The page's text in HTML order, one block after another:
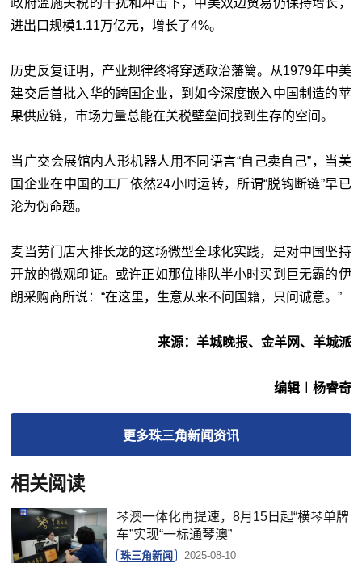
进出口规模1.11万亿元，增长了4%。
历史反复证明，产业规律终将穿透政治藩篱。从1979年中美
建交后首批入华的跨国企业，到如今深度嵌入中国制造的苹
果供应链，市场力量总能在关税壁垒间找到生存的空间。
当广交会展馆内人形机器人用不同语言“自己卖自己”，当美
国企业在中国的工厂依然24小时运转，所谓“脱钩断链”早已
沦为伪命题。
麦当劳门店大排长龙的这场微型全球化实践，是对中国坚持
开放的微观印证。或许正如那位排队半小时买到巨无霸的伊
朗采购商所说：“在这里，生意从来不问国籍，只问诚意。”
来源：羊城晚报、金羊网、羊城派
编辑︱杨睿奇
更多珠三角新闻资讯
相关阅读
琴澳一体化再提速，8月15日起“横琴单牌
车”实现“一标通琴澳”
珠三角新闻 2025-08-10